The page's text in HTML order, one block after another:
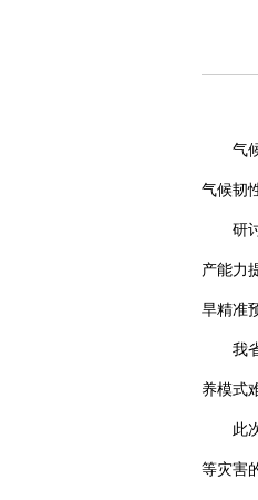
气
气候韧
研
产能力
旱精准
我
养模式
此
等灾害